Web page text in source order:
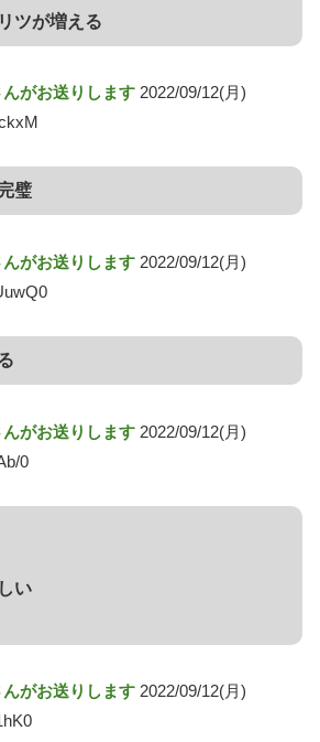
ツが増える
がお送りします 2022/09/12(月)
璧
がお送りします 2022/09/12(月)
がお送りします 2022/09/12(月)
0
い
がお送りします 2022/09/12(月)